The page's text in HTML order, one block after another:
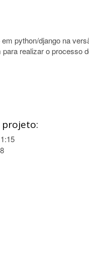
python/django na
realizar o processo
projeto: